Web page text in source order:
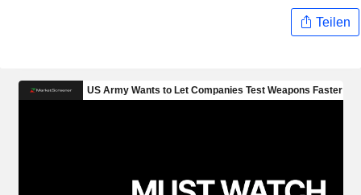
Teilen